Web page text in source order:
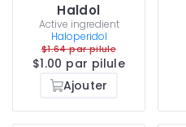
Haldol
Active ingredient
Haloperidol
$1.64 par pilule
$1.00 par pilule
Ajouter